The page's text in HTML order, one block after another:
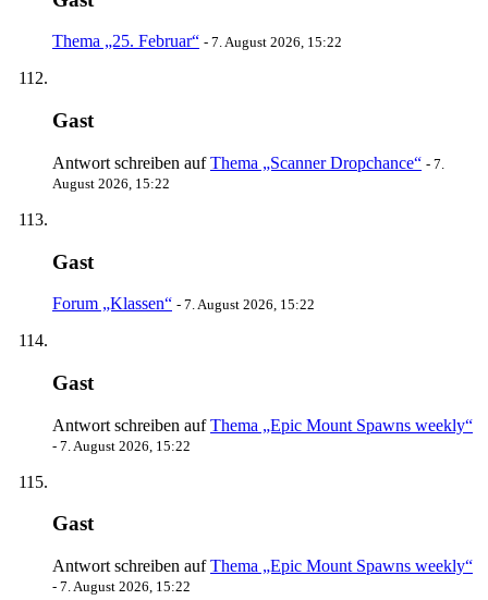
Thema „25. Februar“ - 7. August 2026, 15:22
Gast
Antwort schreiben aufThema „Scanner Dropchance“ - 7.
August 2026, 15:22
Gast
Forum „Klassen“ - 7. August 2026, 15:22
Gast
Antwort schreiben aufThema „Epic Mount Spawns weekly“
- 7. August 2026, 15:22
Gast
Antwort schreiben aufThema „Epic Mount Spawns weekly“
- 7. August 2026, 15:22